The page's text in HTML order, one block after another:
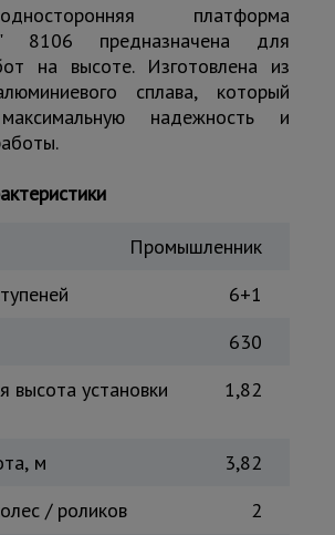
Штукатурные
комплекты
Тепловые
платформа
8106 предназначена для
на высоте. Изготовлена из
сплава, который
надежность и
Промышленник
6+1
630
высота установки
1,82
м
3,82
/ роликов
2